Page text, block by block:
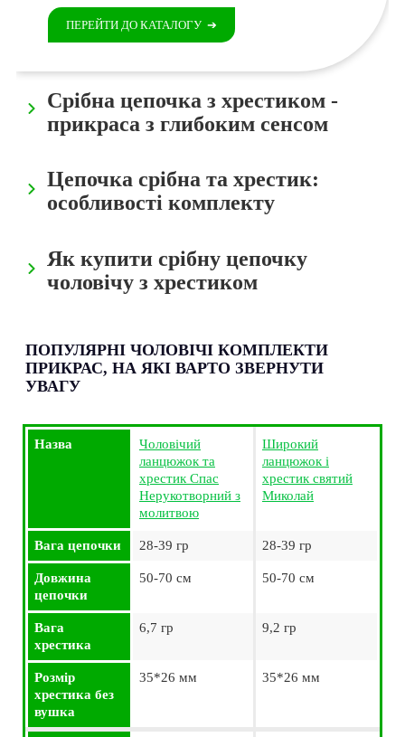
ПЕРЕЙТИ ДО КАТАЛОГУ ➔
Срібна цепочка з хрестиком -
прикраса з глибоким сенсом
Цепочка срібна та хрестик:
особливості комплекту
Як купити срібну цепочку
чоловічу з хрестиком
ПОПУЛЯРНІ ЧОЛОВІЧІ КОМПЛЕКТИ
ПРИКРАС, НА ЯКІ ВАРТО ЗВЕРНУТИ
УВАГУ
Назва
Чоловічий
ланцюжок та
хрестик Спас
Нерукотворний з
молитвою
Широкий
ланцюжок і
хрестик святий
Миколай
Вага цепочки 28-39 гр 28-39 гр
Довжина
цепочки
50-70 см 50-70 см
Вага
хрестика
6,7 гр 9,2 гр
Розмір
хрестика без
вушка
35*26 мм 35*26 мм